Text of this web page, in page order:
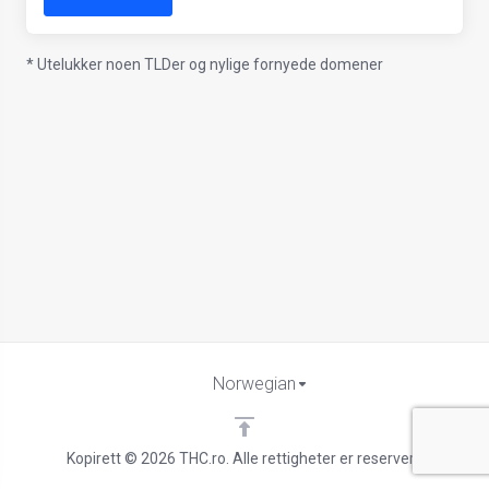
* Utelukker noen TLDer og nylige fornyede domener
Kopirett © 2026 THC.ro. Alle rettigheter er reservert.
Norwegian